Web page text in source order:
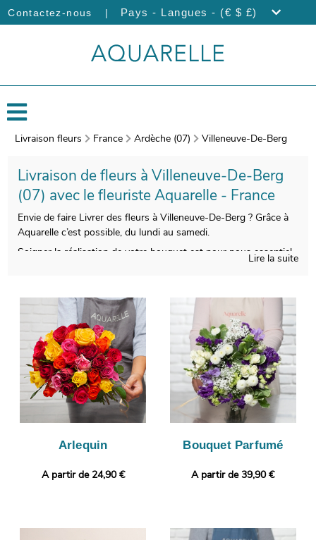
Contactez-nous | Pays - Langues - (€ $ £)
Livraison fleurs France Ardèche (07) Villeneuve-De-Berg
Livraison de fleurs à Villeneuve-De-Berg
(07) avec le fleuriste Aquarelle - France
Envie de faire Livrer des fleurs à Villeneuve-De-Berg ? Grâce à
Aquarelle c’est possible, du lundi au samedi.
Soigner la réalisation de votre bouquet est pour nous essentiel,
l’emballer. Notre but est de vous faire parvenir la image via votre
boîte mail afin que vous puissiez visualiser votre bouquet de
fleurs. C’est alors qu’aura lieu son envoi à Villeneuve-De-Berg.
Personnalisez votre cadeau en ajoutant gratuitement une photo
ou un message personnalisé.
Lire la suite
Arlequin
A partir de 24,90 €
Bouquet Parfumé
A partir de 39,90 €